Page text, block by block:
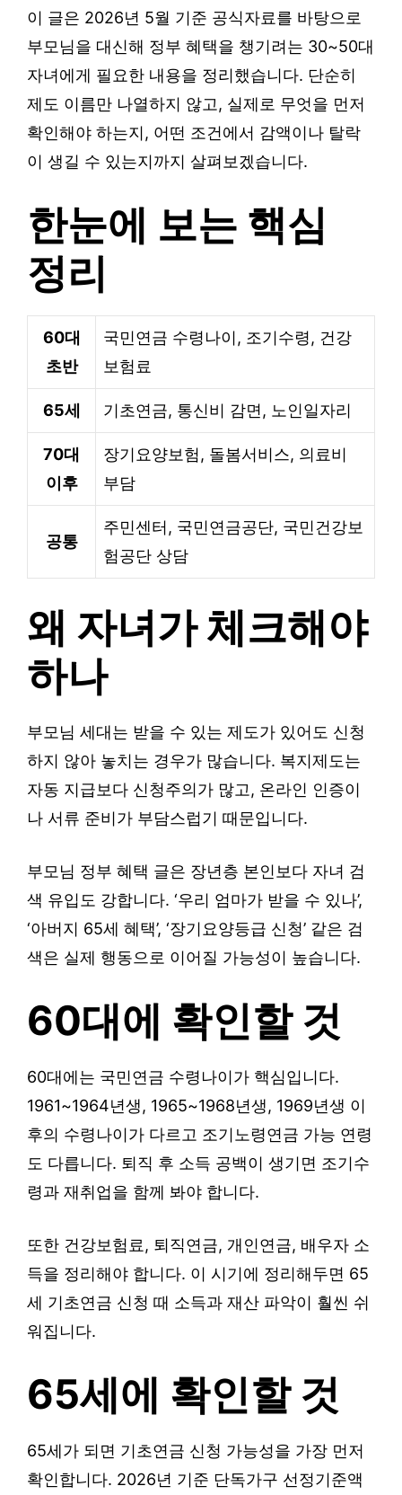
이 글은 2026년 5월 기준 공식자료를 바탕으로
부모님을 대신해 정부 혜택을 챙기려는 30~50대
자녀에게 필요한 내용을 정리했습니다. 단순히
제도 이름만 나열하지 않고, 실제로 무엇을 먼저
확인해야 하는지, 어떤 조건에서 감액이나 탈락
이 생길 수 있는지까지 살펴보겠습니다.
한눈에 보는 핵심
정리
60대
초반
국민연금 수령나이, 조기수령, 건강
보험료
65세 기초연금, 통신비 감면, 노인일자리
70대
이후
장기요양보험, 돌봄서비스, 의료비
부담
공통
주민센터, 국민연금공단, 국민건강보
험공단 상담
왜 자녀가 체크해야
하나
부모님 세대는 받을 수 있는 제도가 있어도 신청
하지 않아 놓치는 경우가 많습니다. 복지제도는
자동 지급보다 신청주의가 많고, 온라인 인증이
나 서류 준비가 부담스럽기 때문입니다.
부모님 정부 혜택 글은 장년층 본인보다 자녀 검
색 유입도 강합니다. ‘우리 엄마가 받을 수 있나’,
‘아버지 65세 혜택’, ‘장기요양등급 신청’ 같은 검
색은 실제 행동으로 이어질 가능성이 높습니다.
60대에 확인할 것
60대에는 국민연금 수령나이가 핵심입니다.
1961~1964년생, 1965~1968년생, 1969년생 이
후의 수령나이가 다르고 조기노령연금 가능 연령
도 다릅니다. 퇴직 후 소득 공백이 생기면 조기수
령과 재취업을 함께 봐야 합니다.
또한 건강보험료, 퇴직연금, 개인연금, 배우자 소
득을 정리해야 합니다. 이 시기에 정리해두면 65
세 기초연금 신청 때 소득과 재산 파악이 훨씬 쉬
워집니다.
65세에 확인할 것
65세가 되면 기초연금 신청 가능성을 가장 먼저
확인합니다. 2026년 기준 단독가구 선정기준액